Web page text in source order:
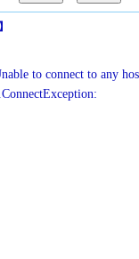
to connect to any